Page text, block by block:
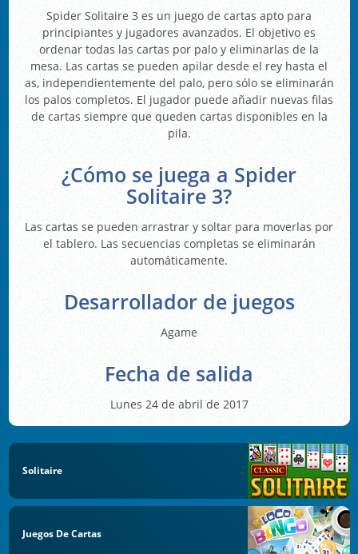
Spider Solitaire 3 es un juego de cartas apto para
principiantes y jugadores avanzados. El objetivo es
ordenar todas las cartas por palo y eliminarlas de la
mesa. Las cartas se pueden apilar desde el rey hasta el
as, independientemente del palo, pero sólo se eliminarán
los palos completos. El jugador puede añadir nuevas filas
de cartas siempre que queden cartas disponibles en la
pila.
¿Cómo se juega a Spider
Solitaire 3?
Las cartas se pueden arrastrar y soltar para moverlas por
el tablero. Las secuencias completas se eliminarán
automáticamente.
Desarrollador de juegos
Agame
Fecha de salida
Lunes 24 de abril de 2017
Solitaire
Juegos De Cartas